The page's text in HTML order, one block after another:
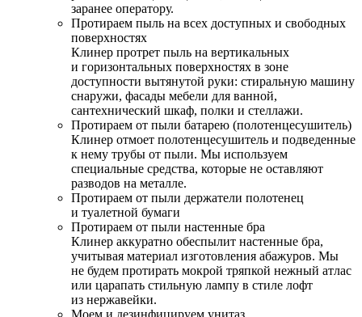
заранее оператору.
Протираем пыль на всех доступных и свободных
поверхностях
Клинер протрет пыль на вертикальных
и горизонтальных поверхностях в зоне
доступности вытянутой руки: стиральную машину
снаружи, фасады мебели для ванной,
сантехнический шкаф, полки и стеллажи.
Протираем от пыли батарею (полотенцесушитель)
Клинер отмоет полотенцесушитель и подведенные
к нему трубы от пыли. Мы используем
специальные средства, которые не оставляют
разводов на металле.
Протираем от пыли держатели полотенец
и туалетной бумаги
Протираем от пыли настенные бра
Клинер аккуратно обеспылит настенные бра,
учитывая материал изготовления абажуров. Мы
не будем протирать мокрой тряпкой нежный атлас
или царапать стильную лампу в стиле лофт
из нержавейки.
Моем и дезинфицируем унитаз